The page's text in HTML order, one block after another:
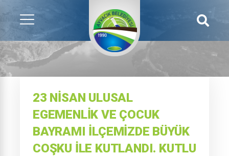
23 NISAN ULUSAL
EGEMENLIK VE ÇOCUK
BAYRAMI İLÇEMIZDE BÜYÜK
COŞKU ILE KUTLANDI. KUTLU